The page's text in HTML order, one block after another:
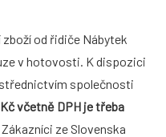
od řidiče Nábytek
v hotovosti. K dispozici
společnosti
včetně DPH je třeba
Zákazníci ze Slovenska